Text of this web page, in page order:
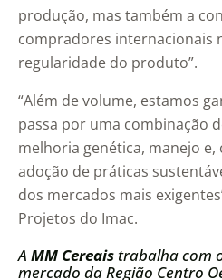
produção, mas também a
compradores internacionais
regularidade do produto”.
“Além de volume, estamos
passa por uma combinação
melhoria genética, manejo e,
adoção de práticas
dos mercados mais
Projetos do Imac.
A MM Cereais trabalha com
mercado da Região Centro